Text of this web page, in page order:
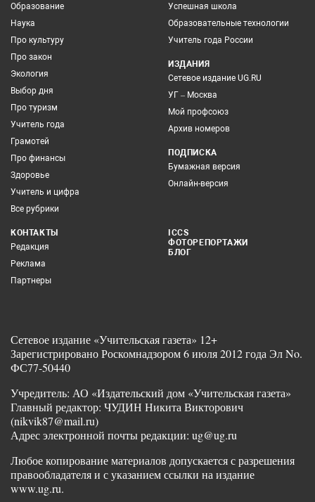
Образование
Наука
Про культуру
Про закон
Экология
Выбор дня
Про туризм
Учитель года
Грамотей
Про финансы
Здоровье
Учитель и цифра
Все рубрики
Успешная школа
Образовательные технологии
Учитель года России
ИЗДАНИЯ
Сетевое издание UG.RU
УГ – Москва
Мой профсоюз
Архив номеров
ПОДПИСКА
Бумажная версия
Онлайн-версия
КОНТАКТЫ
Редакция
Реклама
Партнеры
ICCS
ФОТОРЕПОРТАЖИ
БЛОГ
Сетевое издание «Учительская газета» 12+
Зарегистрировано Роскомнадзором 6 июля 2012 года Эл No.
ФС77-50440
Учредитель: АО «Издательский дом «Учительская газета»
Главный редактор: ЧУДИН Никита Викторович
(nikvik87@mail.ru)
Адрес электронной почты редакции: ug@ug.ru
Любое копирование материалов допускается с разрешения
правообладателя и с указанием ссылки на издание
www.ug.ru.